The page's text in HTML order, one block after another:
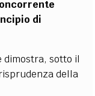
di
sotto il
della